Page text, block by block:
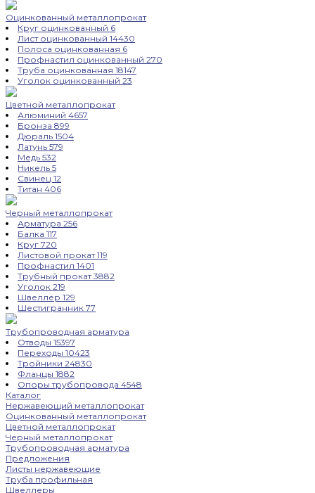
Оцинкованный металлопрокат
Круг оцинкованный 6
Лист оцинкованный 14430
Полоса оцинкованная 6
Профнастил оцинкованный 270
Труба оцинкованная 18147
Уголок оцинкованный 23
Цветной металлопрокат
Алюминий 4657
Бронза 899
Дюраль 1504
Латунь 579
Медь 532
Никель 5
Свинец 12
Титан 406
Черный металлопрокат
Арматура 256
Балка 117
Круг 720
Листовой прокат119
Профнастил 1401
Трубный прокат3882
Уголок 219
Швеллер 129
Шестигранник 77
Трубопроводная арматура
Отводы 15397
Переходы 10423
Тройники 24830
Фланцы 1882
Опоры трубопровода 4548
Каталог
Нержавеющий металлопрокат
Оцинкованный металлопрокат
Цветной металлопрокат
Черный металлопрокат
Трубопроводная арматура
Предложения
Листы нержавеющие
Труба профильная
Швеллеры